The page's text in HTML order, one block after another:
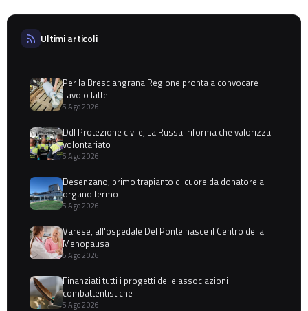
Ultimi articoli
Per la Bresciangrana Regione pronta a convocare
Tavolo latte
5 Ago 2026
Ddl Protezione civile, La Russa: riforma che valorizza il
volontariato
5 Ago 2026
Desenzano, primo trapianto di cuore da donatore a
organo fermo
5 Ago 2026
Varese, all'ospedale Del Ponte nasce il Centro della
Menopausa
5 Ago 2026
Finanziati tutti i progetti delle associazioni
combattentistiche
5 Ago 2026